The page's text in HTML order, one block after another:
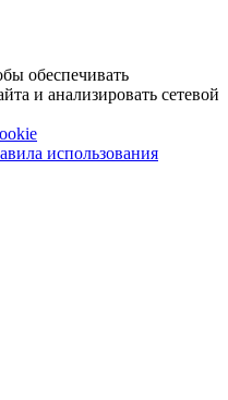
обеспечивать
и анализировать сетевой
использования